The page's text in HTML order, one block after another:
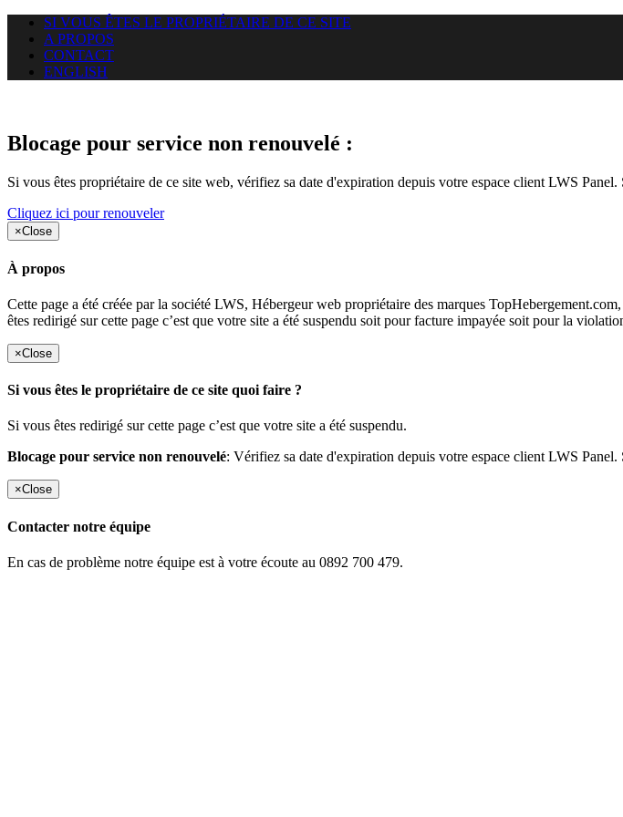
SI VOUS ÊTES LE PROPRIÉTAIRE DE CE SITE
A PROPOS
CONTACT
ENGLISH
Blocage pour service non renouvelé :
Si vous êtes propriétaire de ce site web, vérifiez sa date d'expiration depuis votre espace client LWS
Cliquez ici pour renouveler
×Close
À propos
Cette page a été créée par la société LWS, Hébergeur web propriétaire des marques
êtes redirigé sur cette page c’est que votre site a été suspendu soit pour facture impayée soit pour la
×Close
Si vous êtes le propriétaire de ce site quoi faire ?
Si vous êtes redirigé sur cette page c’est que votre site a été suspendu.
Blocage pour service non renouvelé: Vérifiez sa date d'expiration depuis votre espace client LWS
×Close
Contacter notre équipe
En cas de problème notre équipe est à votre écoute au 0892 700 479.